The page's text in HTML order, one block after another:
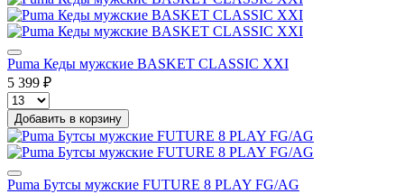
Puma Кеды мужские BASKET CLASSIC XXI
5 399 ₽
Добавить в корзину
Puma Бутсы мужские FUTURE 8 PLAY FG/AG